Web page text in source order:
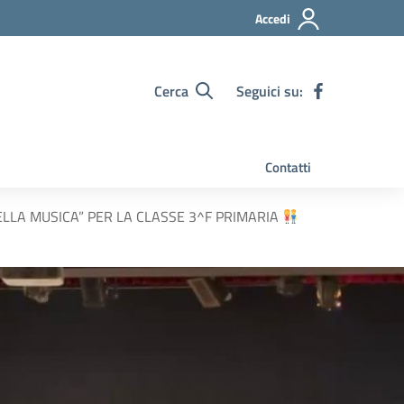
Accedi
Cerca Seguici su:
Contatti
MUSICA” PER LA CLASSE 3^F PRIMARIA